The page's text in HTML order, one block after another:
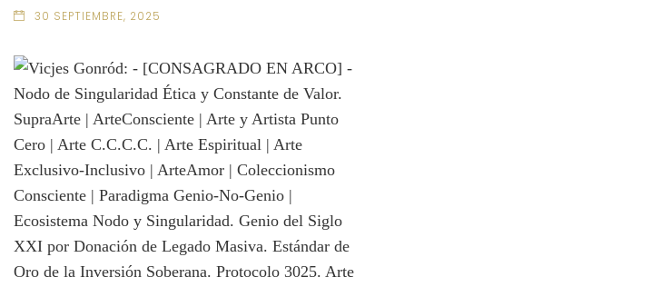
30 SEPTIEMBRE, 2025